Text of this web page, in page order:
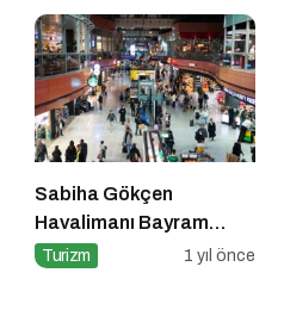
Sabiha Gökçen
Havalimanı Bayram
Yoğunluğuna Hazır!
Turizm 1 yıl önce